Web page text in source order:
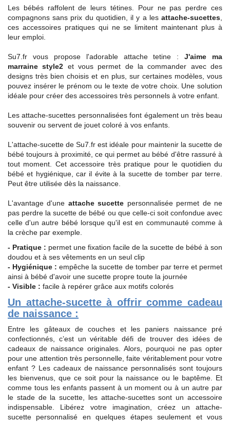
Les bébés raffolent de leurs tétines. Pour ne pas perdre ces
compagnons sans prix du quotidien, il y a les attache-sucettes
ces accessoires pratiques qui ne se limitent maintenant plus à
leur emploi.
Su7.fr vous propose l'adorable attache tetine :J'aime ma
marraine style2 et vous permet de la commander avec des
designs très bien choisis et en plus, sur certaines modèles, vous
pouvez insérer le prénom ou le texte de votre choix. Une solution
idéale pour créer des accessoires très personnels à votre enfant.
Les attache-sucettes personnalisées font également un très beau
souvenir ou servent de jouet coloré à vos enfants.
L'attache-sucette de Su7.fr est idéale pour maintenir la sucette de
bébé toujours à proximité, ce qui permet au bébé d'être rassuré à
tout moment. Cet accessoire très pratique pour le quotidien du
bébé et hygiénique, car il évite à la sucette de tomber par terre.
Peut être utilisée dès la naissance.
L'avantage d'une attache sucette personnalisée permet de ne
pas perdre la sucette de bébé ou que celle-ci soit confondue avec
celle d'un autre bébé lorsque qu'il est en communauté comme à
la crèche par exemple.
- Pratique : permet une fixation facile de la sucette de bébé à son
doudou et à ses vêtements en un seul clip
- Hygiénique : empêche la sucette de tomber par terre et permet
ainsi à bébé d'avoir une sucette propre toute la journée
- Visible : facile à repérer grâce aux motifs colorés
Un attache-sucette à offrir comme cadeau
de naissance :
Entre les gâteaux de couches et les paniers naissance pré
confectionnés, c’est un véritable défi de trouver des idées de
cadeaux de naissance originales. Alors, pourquoi ne pas opter
pour une attention très personnelle, faite véritablement pour votre
enfant ? Les cadeaux de naissance personnalisés sont toujours
les bienvenus, que ce soit pour la naissance ou le baptême. Et
comme tous les enfants passent à un moment ou à un autre par
le stade de la sucette, les attache-sucettes sont un accessoire
indispensable. Libérez votre imagination, créez un attache-
sucette personnalisé en quelques étapes seulement et vous